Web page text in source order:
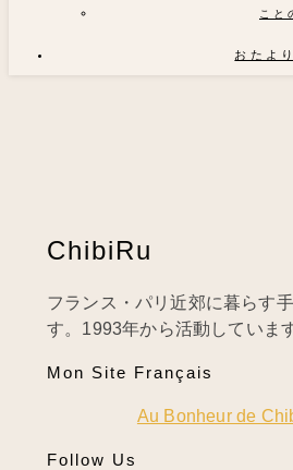
こと
おたより
ChibiRu
フランス・パリ近郊に暮らす
す。1993年から活動していま
Mon Site Français
Au Bonheur de
Follow Us